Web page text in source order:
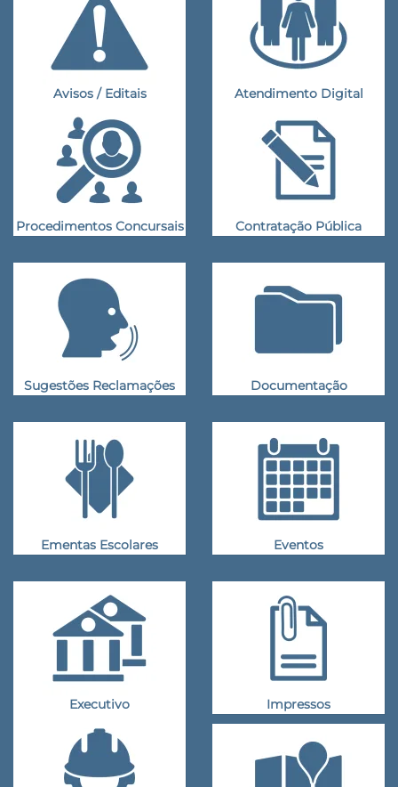
Avisos / Editais Atendimento Digital
Procedimentos Concursais Contratação Pública
Sugestões Reclamações Documentação
Ementas Escolares Eventos
Executivo Impressos